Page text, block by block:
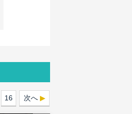
16 次へ